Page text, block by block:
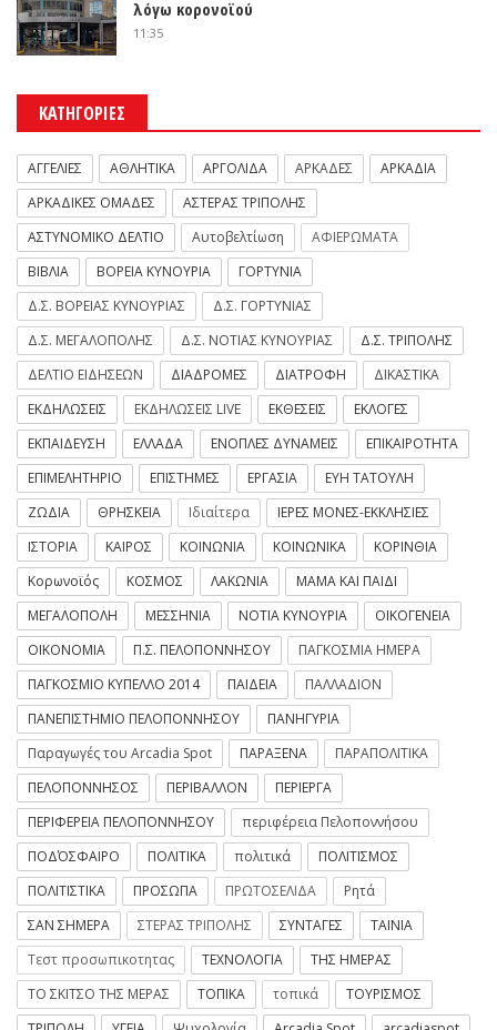
λόγω κορονοϊού
11:35
ΚΑΤΗΓΟΡΙΕΣ
ΑΓΓΕΛΙΕΣ ΑΘΛΗΤΙΚΑ ΑΡΓΟΛΙΔΑ ΑΡΚΑΔΕΣ
ΑΡΚΑΔΙΑ
ΑΡΚΑΔΙΚΕΣ ΟΜΑΔΕΣ
ΑΣΤΕΡΑΣ ΤΡΙΠΟΛΗΣ
ΑΣΤΥΝΟΜΙΚΟ ΔΕΛΤΙΟ
Αυτοβελτίωση
ΑΦΙΕΡΩΜΑΤΑ
ΒΙΒΛΙΑ
ΒΟΡΕΙΑ ΚΥΝΟΥΡΙΑ
ΓΟΡΤΥΝΙΑ
Δ.Σ. ΒΟΡΕΙΑΣ ΚΥΝΟΥΡΙΑΣ
Δ.Σ. ΓΟΡΤΥΝΙΑΣ
Δ.Σ. ΜΕΓΑΛΟΠΟΛΗΣ
Δ.Σ. ΝΟΤΙΑΣ ΚΥΝΟΥΡΙΑΣ
Δ.Σ. ΤΡΙΠΟΛΗΣ
ΔΕΛΤΙΟ ΕΙΔΗΣΕΩΝ
ΔΙΑΔΡΟΜΕΣ ΔΙΑΤΡΟΦΗ
ΔΙΚΑΣΤΙΚΑ
ΕΚΔΗΛΩΣΕΙΣ
ΕΚΔΗΛΩΣΕΙΣ LIVE ΕΚΘΕΣΕΙΣ
ΕΚΛΟΓΕΣ
ΕΚΠΑΙΔΕΥΣΗ
ΕΛΛΑΔΑ ΕΝΟΠΛΕΣ ΔΥΝΑΜΕΙΣ
ΕΠΙΚΑΙΡΟΤΗΤΑ
ΕΠΙΜΕΛΗΤΗΡΙΟ
ΕΠΙΣΤΗΜΕΣ ΕΡΓΑΣΙΑ
ΕΥΗ ΤΑΤΟΥΛΗ
ΖΩΔΙΑ
ΘΡΗΣΚΕΙΑ Ιδιαίτερα
ΙΕΡΕΣ ΜΟΝΕΣ-ΕΚΚΛΗΣΙΕΣ
ΙΣΤΟΡΙΑ
ΚΑΙΡΟΣ ΚΟΙΝΩΝΙΑ ΚΟΙΝΩΝΙΚΑ
ΚΟΡΙΝΘΙΑ
Κορωνοϊός
ΚΟΣΜΟΣ ΛΑΚΩΝΙΑ
ΜΑΜΑ ΚΑΙ ΠΑΙΔΙ
ΜΕΓΑΛΟΠΟΛΗ
ΜΕΣΣΗΝΙΑ ΝΟΤΙΑ ΚΥΝΟΥΡΙΑ
ΟΙΚΟΓΕΝΕΙΑ
ΟΙΚΟΝΟΜΙΑ
Π.Σ. ΠΕΛΟΠΟΝΝΗΣΟΥ
ΠΑΓΚΟΣΜΙΑ ΗΜΕΡΑ
ΠΑΓΚΟΣΜΙΟ ΚΥΠΕΛΛΟ 2014
ΠΑΙΔΕΙΑ
ΠΑΛΛΑΔΙΟΝ
ΠΑΝΕΠΙΣΤΗΜΙΟ ΠΕΛΟΠΟΝΝΗΣΟΥ
ΠΑΝΗΓΥΡΙΑ
Παραγωγές του Arcadia Spot
ΠΑΡΑΞΕΝΑ
ΠΑΡΑΠΟΛΙΤΙΚΑ
ΠΕΛΟΠΟΝΝΗΣΟΣ
ΠΕΡΙΒΑΛΛΟΝ
ΠΕΡΙΕΡΓΑ
ΠΕΡΙΦΕΡΕΙΑ ΠΕΛΟΠΟΝΝΗΣΟΥ
περιφέρεια Πελοποννήσου
ΠΟΔΌΣΦΑΙΡΟ
ΠΟΛΙΤΙΚΑ πολιτικά
ΠΟΛΙΤΙΣΜΟΣ
ΠΟΛΙΤΙΣΤΙΚΑ
ΠΡΟΣΩΠΑ ΠΡΩΤΟΣΕΛΙΔΑ
Ρητά
ΣΑΝ ΣΗΜΕΡΑ
ΣΤΕΡΑΣ ΤΡΙΠΟΛΗΣ ΣΥΝΤΑΓΕΣ
ΤΑΙΝΙΑ
Τεστ προσωπικοτητας
ΤΕΧΝΟΛΟΓΙΑ
ΤΗΣ ΗΜΕΡΑΣ
ΤΟ ΣΚΙΤΣΟ ΤΗΣ ΜΕΡΑΣ
ΤΟΠΙΚΑ τοπικά
ΤΟΥΡΙΣΜΟΣ